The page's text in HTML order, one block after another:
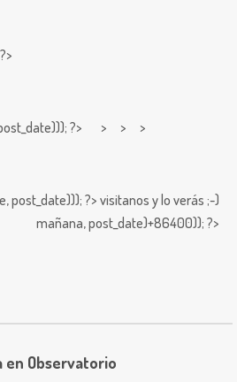
?> > > >
post_date))); ?> visitanos y lo verás ;-)
mañana,post_date)+86400)); ?>
en Observatorio